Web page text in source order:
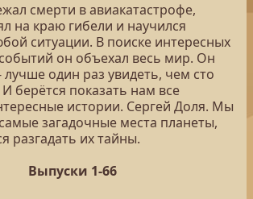
смерти в авиакатастрофе,
на краю гибели и научился
ситуации. В поиске интересных
он объехал весь мир. Он
лучше один раз увидеть, чем сто
берётся показать нам все
истории. Сергей Доля. Мы
загадочные места планеты,
разгадать их тайны.
Выпуски 1-66